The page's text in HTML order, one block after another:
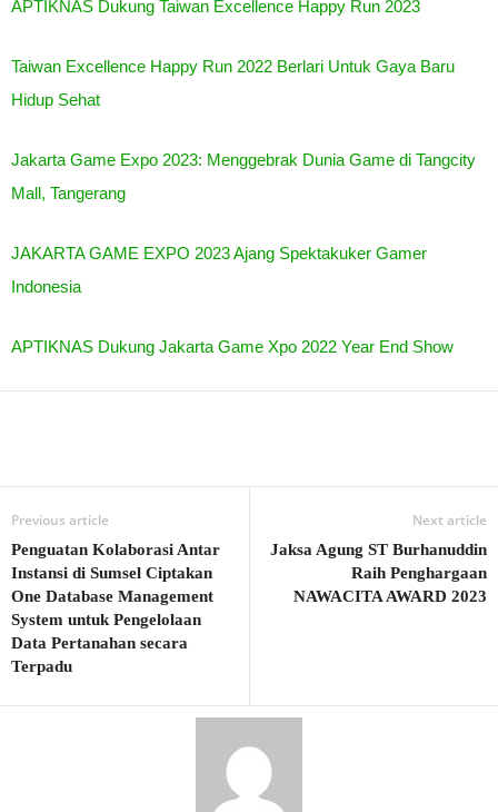
APTIKNAS Dukung Taiwan Excellence Happy Run 2023
Taiwan Excellence Happy Run 2022 Berlari Untuk Gaya Baru
Hidup Sehat
Jakarta Game Expo 2023: Menggebrak Dunia Game di Tangcity
Mall, Tangerang
JAKARTA GAME EXPO 2023 Ajang Spektakuker Gamer
Indonesia
APTIKNAS Dukung Jakarta Game Xpo 2022 Year End Show
Previous article
Penguatan Kolaborasi Antar
Instansi di Sumsel Ciptakan
One Database Management
System untuk Pengelolaan
Data Pertanahan secara
Terpadu
Next article
Jaksa Agung ST Burhanuddin
Raih Penghargaan
NAWACITA AWARD 2023